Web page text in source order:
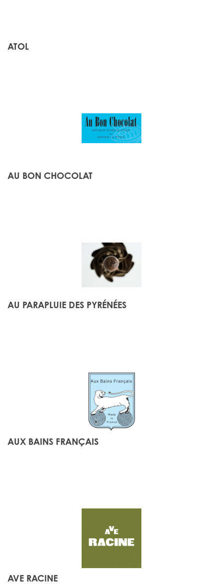
ATOL
AU BON CHOCOLAT
AU PARAPLUIE DES PYRÉNÉES
AUX BAINS FRANÇAIS
AVE RACINE